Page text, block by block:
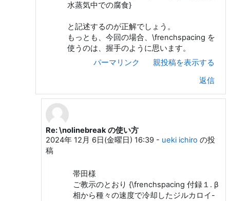
水蒸気中での腐食}
と記述するのが正解でしょう。
もっとも、今回の場合、\frenchspacing を
使うのは、握手のように思います。
パーマリンク
親投稿を表示する
返信
帯田 木偶太 への返信
Re: \nolinebreak の使い方
2024年 12月 6日(金曜日) 16:39 - ueki ichiro の投
稿
帯田様
ご教示のとおり {\frenchspacing 付録１. β
相から種々の速度で冷却したジルカロイ-